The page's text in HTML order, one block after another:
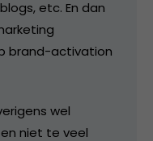
etc. En dan
brand-activation
wel
niet te veel